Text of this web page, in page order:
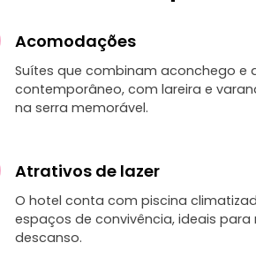
Acomodações
Suítes que combinam aconchego e
contemporâneo, com lareira e
na serra memorável.
Atrativos de lazer
O hotel conta com piscina
espaços de convivência, ideais
descanso.